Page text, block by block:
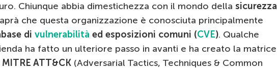
Chiunque abbia dimestichezza con il mondo della sicurezza
che questa organizzazione è conosciuta principalmente
di vulnerabilità ed esposizioni comuni (CVE). Qualche
ha fatto un ulteriore passo in avanti e ha creato la matrice
MITRE ATT&CK (Adversarial Tactics, Techniques & Common